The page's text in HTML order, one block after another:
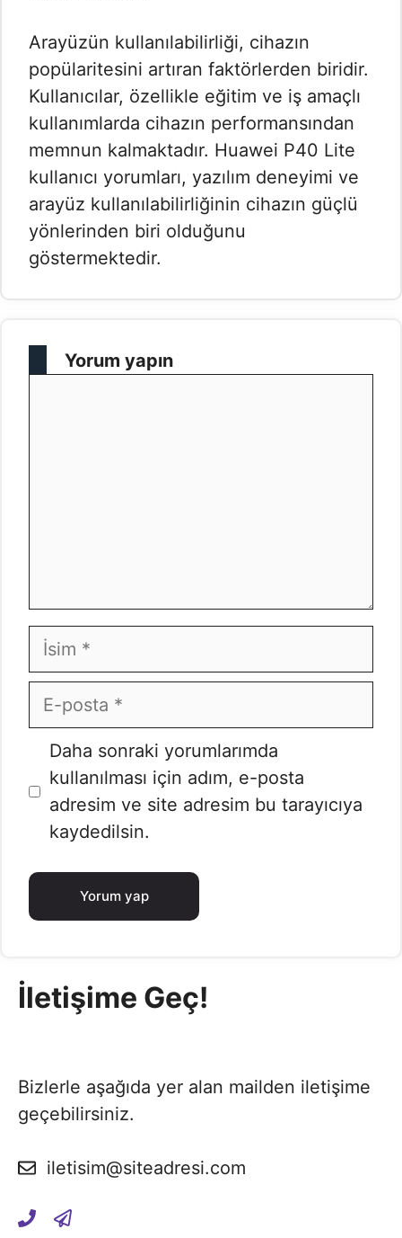
Arayüzün kullanılabilirliği, cihazın
popülaritesini artıran faktörlerden biridir.
Kullanıcılar, özellikle eğitim ve iş amaçlı
kullanımlarda cihazın performansından
memnun kalmaktadır. Huawei P40 Lite
kullanıcı yorumları, yazılım deneyimi ve
arayüz kullanılabilirliğinin cihazın güçlü
yönlerinden biri olduğunu
göstermektedir.
Yorum yapın
İsim
E-
posta
İnternet
sitesi
Daha sonraki yorumlarımda
kullanılması için adım, e-posta
adresim ve site adresim bu tarayıcıya
kaydedilsin.
İletişime Geç!
Bizlerle aşağıda yer alan mailden iletişime
geçebilirsiniz.
iletisim@siteadresi.com